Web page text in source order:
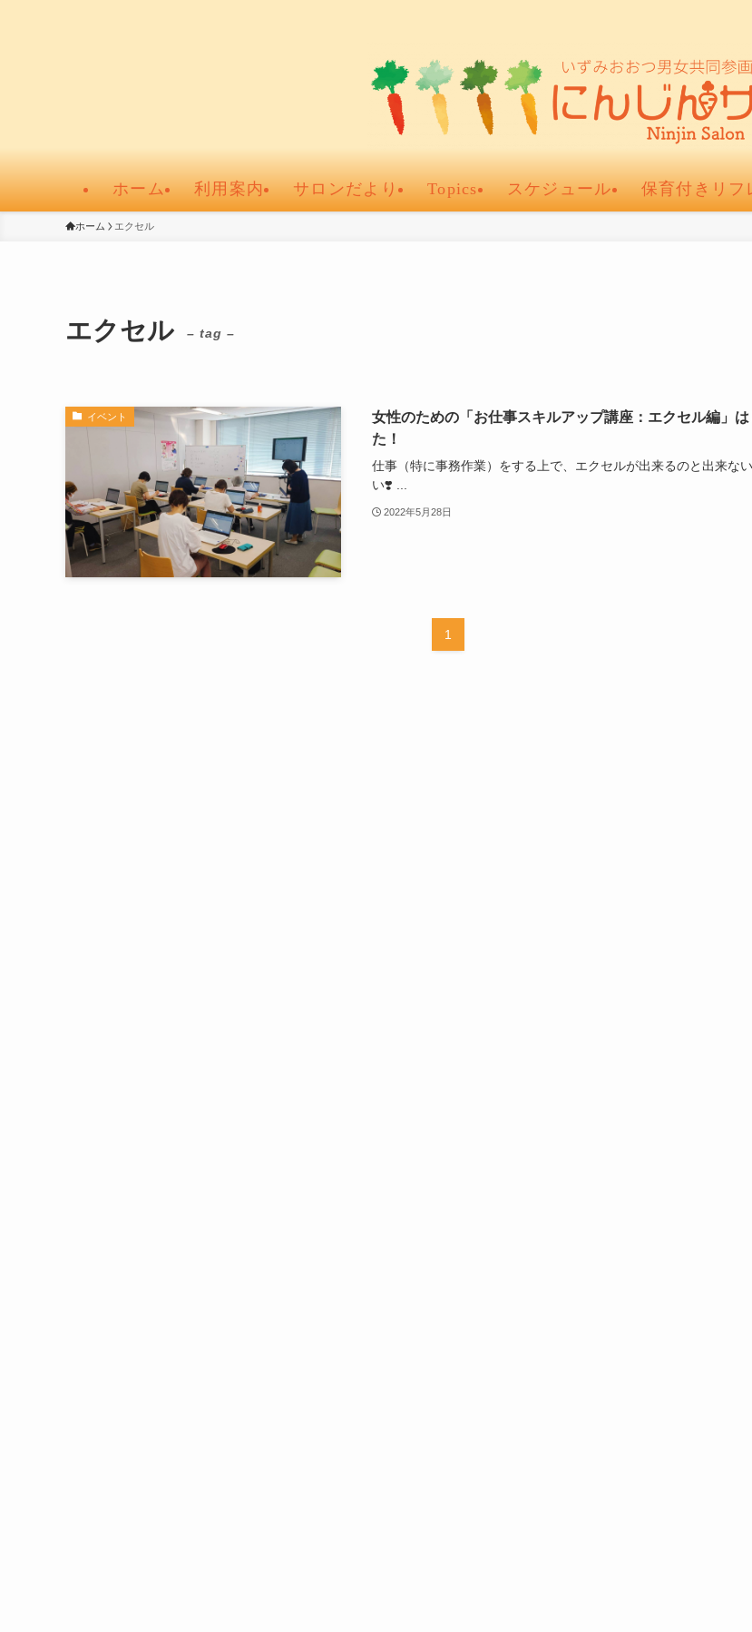
ホーム 利用案内 サロンだより Topics スケジュール 保育付きリフ
ホーム エクセル
エクセル – tag –
イベント
女性のための「お仕事スキルアップ講座：エクセル編」は
た！
仕事（特に事務作業）をする上で、エクセルが出来るのと出来な
い❣️ ...
2022年5月28日
1